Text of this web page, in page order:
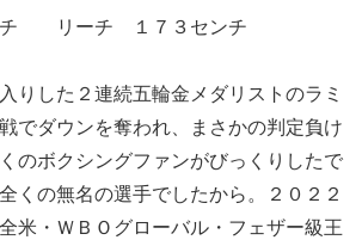
チ リーチ １７３センチ
りした２連続五輪金メダリストのラミ
でダウンを奪われ、まさかの判定負け
のボクシングファンがびっくりしたで
くの無名の選手でしたから。２０２２
米・ＷＢＯグローバル・フェザー級王